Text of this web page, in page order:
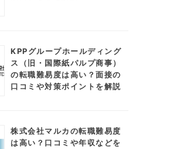
KPPグループホールディング
ス（旧・国際紙パルプ商事）
の転職難易度は高い？面接の
口コミや対策ポイントを解説
株式会社マルカの転職難易度
は高い？口コミや年収などを